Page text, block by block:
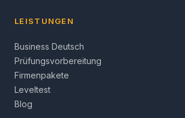
LEISTUNGEN
Business Deutsch
Prüfungsvorbereitung
Firmenpakete
Leveltest
Blog